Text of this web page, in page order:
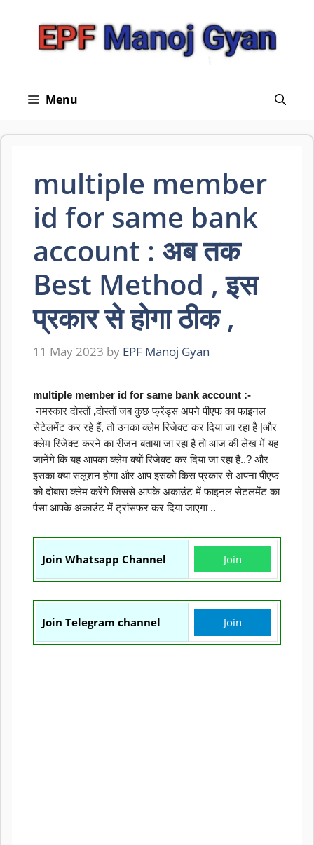
Menu
multiple member
id for same bank
account : अब तक
Best Method , इस
प्रकार से होगा ठीक ,
11 May 2023 by EPF Manoj Gyan
नमस्कार दोस्तों ,दोस्तों जब कुछ फ्रेंड्स अपने पीएफ का फाइनल
सेटेलमेंट कर रहे हैं, तो उनका क्लेम रिजेक्ट कर दिया जा रहा है |और
क्लेम रिजेक्ट करने का रीजन बताया जा रहा है तो आज की लेख में यह
जानेंगे कि यह आपका क्लेम क्यों रिजेक्ट कर दिया जा रहा है..? और
इसका क्या सलूशन होगा और आप इसको किस प्रकार से अपना पीएफ
को दोबारा क्लेम करेंगे जिससे आपके अकाउंट में फाइनल सेटलमेंट का
पैसा आपके अकाउंट में ट्रांसफर कर दिया जाएगा ..
Join Whatsapp Channel Join
Join Telegram channel Join